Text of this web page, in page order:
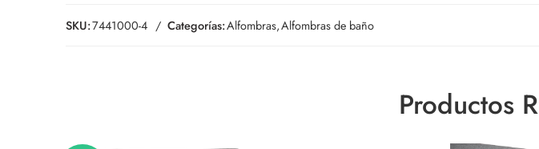
SKU:7441000-4 Categorías:Alfombras,Alfombras de baño
Productos